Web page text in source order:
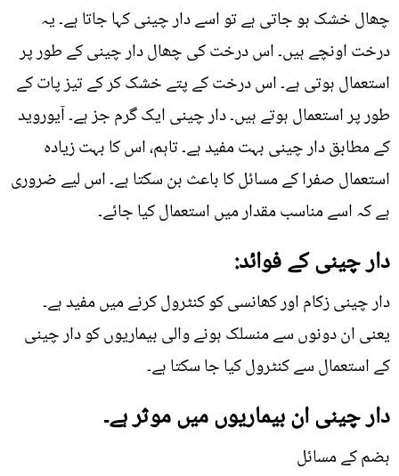
چھال خشک ہو جاتی ہے تو اسے دار چینی کہا جاتا ہے۔ یہ
درخت اونچے ہیں۔ اس درخت کی چھال دار چینی کے طور پر
استعمال ہوتی ہے۔ اس درخت کے پتے خشک کر کے تیز پات کے
طور پر استعمال ہوتے ہیں۔ دار چینی ایک گرم جز ہے۔ آیوروید
کے مطابق دار چینی بہت مفید ہے۔ تاہم، اس کا بہت زیادہ
استعمال صفرا کے مسائل کا باعث بن سکتا ہے۔ اس لیے ضروری
ہے کہ اسے مناسب مقدار میں استعمال کیا جائے۔
دار چینی کے فوائد:
دار چینی زکام اور کھانسی کو کنٹرول کرنے میں مفید ہے۔
یعنی ان دونوں سے منسلک ہونے والی بیماریوں کو دار چینی
کے استعمال سے کنٹرول کیا جا سکتا ہے۔
دار چینی ان بیماریوں میں موثر ہے۔
ہضم کے مسائل